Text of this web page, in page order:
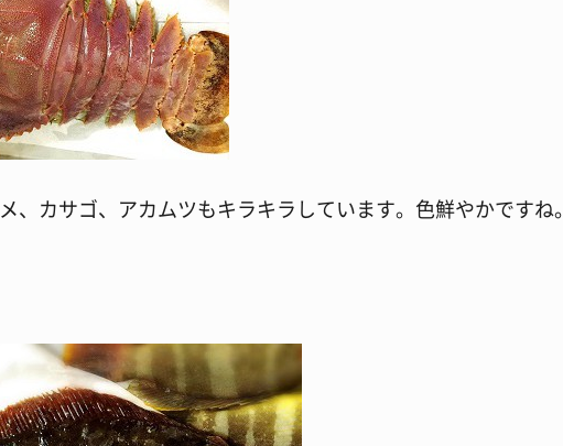
、カサゴ、アカムツもキラキラしています。色鮮やかですね。